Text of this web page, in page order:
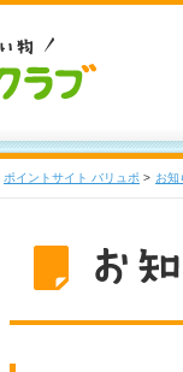
ポイントサイト バリュポ > お知